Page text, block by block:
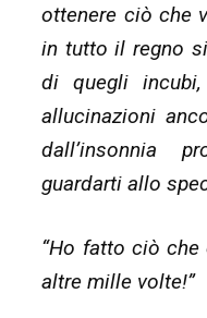
ottenere ciò che
in tutto il regno
di quegli
allucinazioni
dall’insonnia
guardarti allo
“Ho fatto ciò
altre mille volte!”